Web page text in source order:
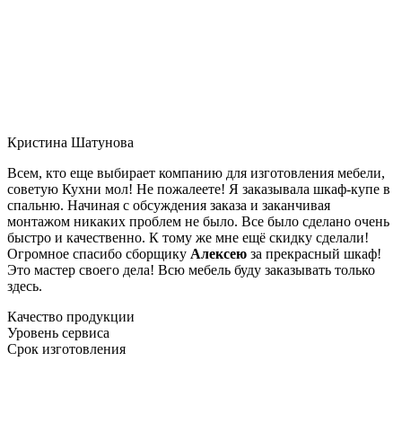
Кристина Шатунова
Всем, кто еще выбирает компанию для изготовления мебели,
советую Кухни мол! Не пожалеете! Я заказывала шкаф-купе в
спальню. Начиная с обсуждения заказа и заканчивая
монтажом никаких проблем не было. Все было сделано очень
быстро и качественно. К тому же мне ещё скидку сделали!
Огромное спасибо сборщику Алексею за прекрасный шкаф!
Это мастер своего дела! Всю мебель буду заказывать только
здесь.
Качество продукции
Уровень сервиса
Срок изготовления